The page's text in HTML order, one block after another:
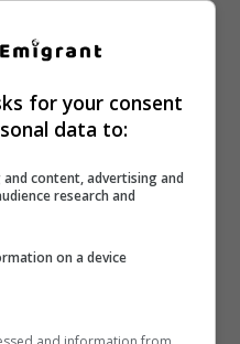
for your consent
data to:
content, advertising and
research and
on a device